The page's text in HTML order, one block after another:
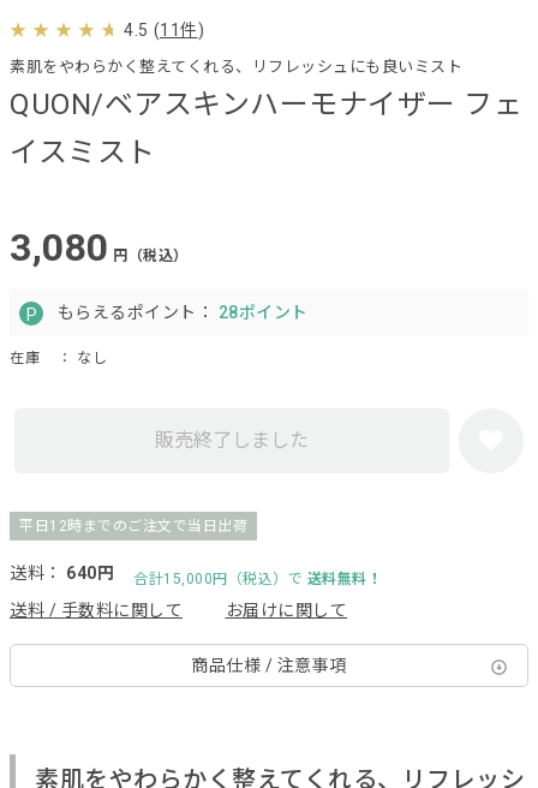
QUON/ベアスキンハーモナイザー フェ
イスミスト
素肌をやわらかく整えてくれる、リフレッシュにも良いミスト
4.5 (11件)
3,080 円（税込）
もらえるポイント： 28ポイント
在庫 ： なし
販売終了しました
平日12時までのご注文で当日出荷
送料： 640円 合計15,000円（税込）で 送料無料！
送料 / 手数料に関して お届けに関して
商品仕様 / 注意事項
素肌をやわらかく整えてくれる、リフレッシ